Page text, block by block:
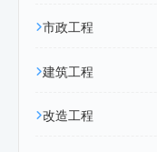
市政工程
建筑工程
改造工程